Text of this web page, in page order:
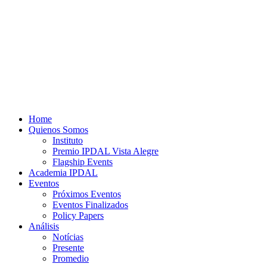
Home
Quienos Somos
Instituto
Premio IPDAL Vista Alegre
Flagship Events
Academia IPDAL
Eventos
Próximos Eventos
Eventos Finalizados
Policy Papers
Análisis
Notícias
Presente
Promedio